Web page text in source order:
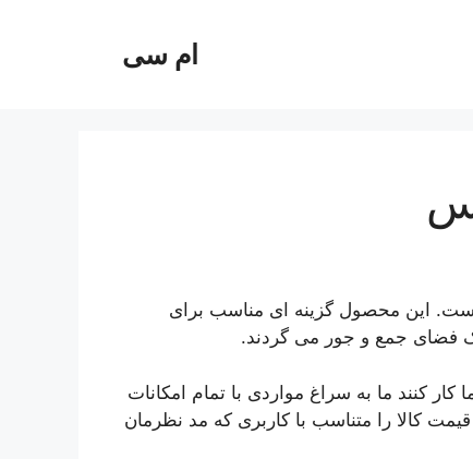
ام سی
این محصول گزینه ای مناسب برای
فضای جمع و جور می گردند.
کنند ما به سراغ مواردی با تمام امکانات
کالا را متناسب با کاربری که مد نظرمان